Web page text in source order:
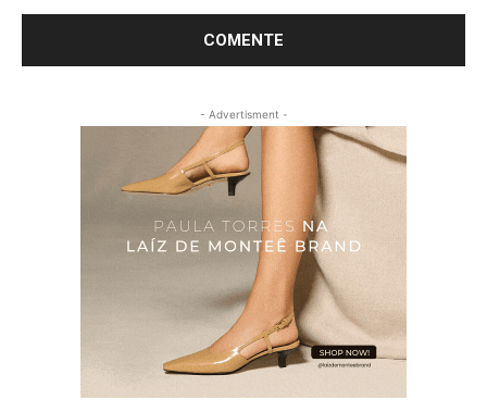
- Advertisment -